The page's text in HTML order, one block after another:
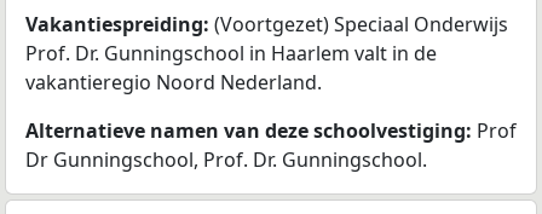
Vakantiespreiding: (Voortgezet) Speciaal Onderwijs
Prof. Dr. Gunningschool in Haarlem valt in de
vakantieregio Noord Nederland.
Alternatieve namen van deze schoolvestiging: Prof
Dr Gunningschool, Prof. Dr. Gunningschool.